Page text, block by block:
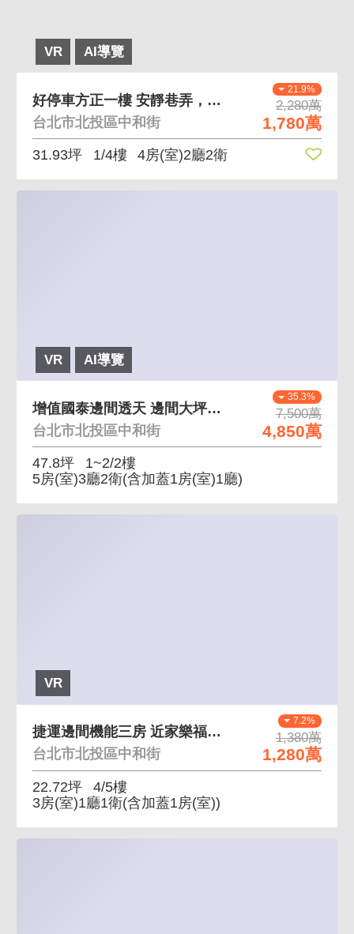
VR AI導覽
21.9%
2,280萬
1,780萬
好停車方正一樓 安靜巷弄，使用空間大
台北市北投區中和街
31.93坪 1/4樓 4房(室)2廳2衛
VR AI導覽
35.3%
7,500萬
4,850萬
增值國泰邊間透天 邊間大坪數透天，門前好停車
台北市北投區中和街
47.8坪
1~2/2樓
5房(室)3廳2衛(含加蓋1房(室)1廳)
VR
7.2%
1,380萬
1,280萬
捷運邊間機能三房 近家樂福、採光通風佳、交通便利
台北市北投區中和街
22.72坪
4/5樓
3房(室)1廳1衛(含加蓋1房(室))